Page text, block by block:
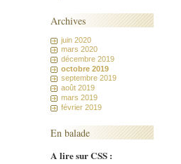
Archives
juin 2020
mars 2020
décembre 2019
octobre 2019
septembre 2019
août 2019
mars 2019
février 2019
En balade
A lire sur CSS :